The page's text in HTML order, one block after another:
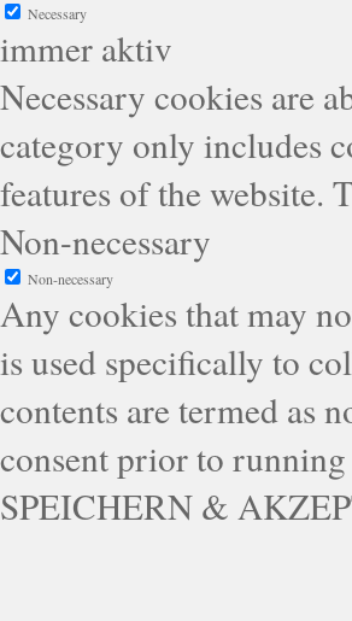
Necessary
immer aktiv
Necessary cookies are
category only includes
features of the website.
Non-necessary
Non-necessary
Any cookies that may
is used specifically to
contents are termed as
consent prior to
SPEICHERN &